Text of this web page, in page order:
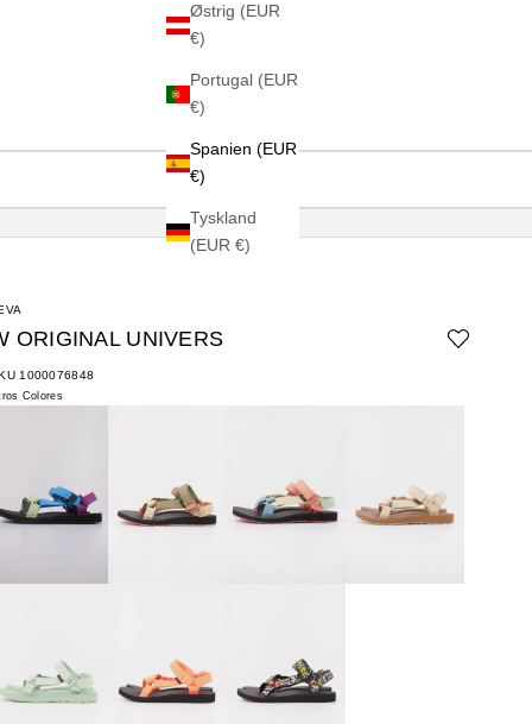
Østrig (EUR
€)
Portugal (EUR
€)
Spanien (EUR
€)
Tyskland
(EUR €)
ORIGINAL UNIVERS
1000076848
Colores